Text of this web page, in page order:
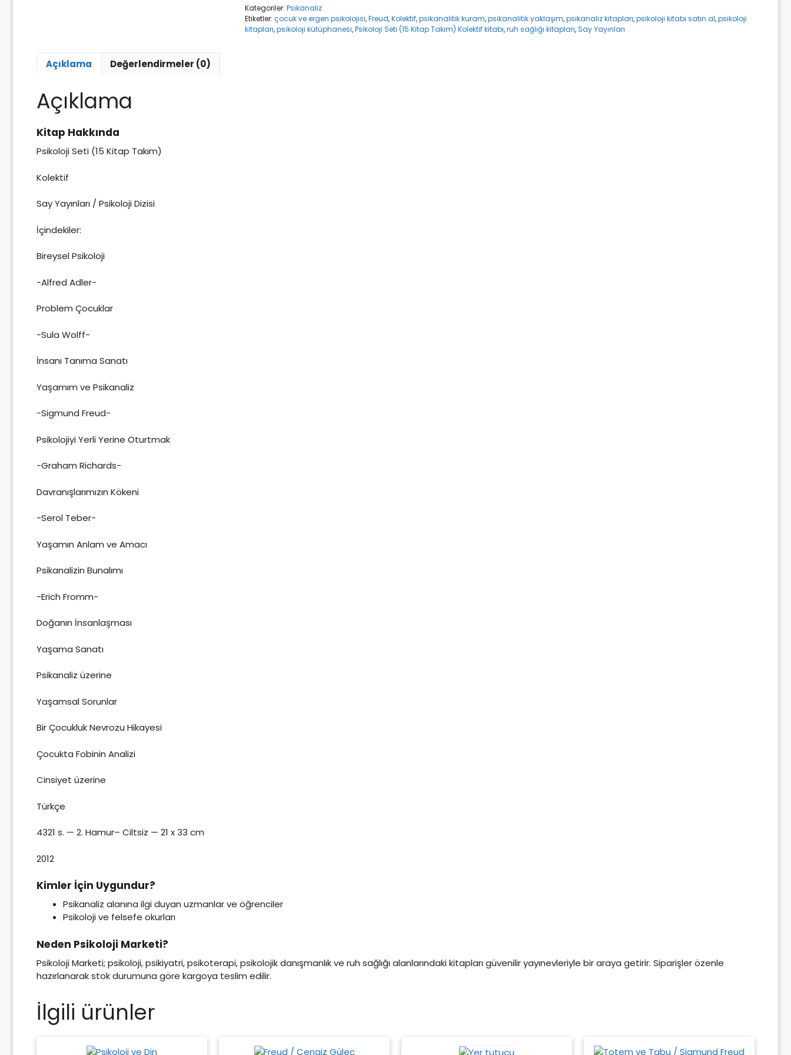
Kategoriler: Psikanaliz
Etiketler: çocuk ve ergen psikolojisi,Freud,Kolektif,psikanalitik kuram,psikanalitik yaklaşım,psikanaliz kitapları,psikoloji kitabı satın al,psikoloji
kitapları,psikoloji kütüphanesi,Psikoloji Seti (15 Kitap Takım) Kolektif kitabı,ruh sağlığı kitapları,Say Yayınları
Açıklama Değerlendirmeler (0)
Açıklama
Kitap Hakkında
Psikoloji Seti (15 Kitap Takım)
Kolektif
Say Yayınları / Psikoloji Dizisi
İçindekiler:
Bireysel Psikoloji
-Alfred Adler-
Problem Çocuklar
-Sula Wolff-
İnsanı Tanıma Sanatı
Yaşamım ve Psikanaliz
-Sigmund Freud-
Psikolojiyi Yerli Yerine Oturtmak
-Graham Richards-
Davranışlarımızın Kökeni
-Serol Teber-
Yaşamın Anlam ve Amacı
Psikanalizin Bunalımı
-Erich Fromm-
Doğanın İnsanlaşması
Yaşama Sanatı
Psikanaliz üzerine
Yaşamsal Sorunlar
Bir Çocukluk Nevrozu Hikayesi
Çocukta Fobinin Analizi
Cinsiyet üzerine
Türkçe
4321 s. — 2. Hamur– Ciltsiz — 21 x 33 cm
2012
Kimler İçin Uygundur?
Psikanaliz alanına ilgi duyan uzmanlar ve öğrenciler
Psikoloji ve felsefe okurları
Neden Psikoloji Marketi?
Psikoloji Marketi; psikoloji, psikiyatri, psikoterapi, psikolojik danışmanlık ve ruh sağlığı alanlarındaki kitapları güvenilir yayınevleriyle bir araya getirir. Siparişler özenle
hazırlanarak stok durumuna göre kargoya teslim edilir.
İlgili ürünler